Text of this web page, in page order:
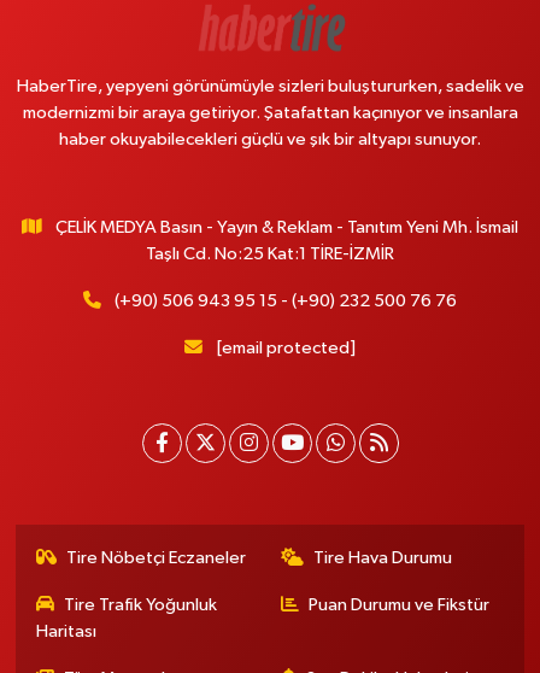
HaberTire, yepyeni görünümüyle sizleri buluştururken, sadelik ve
modernizmi bir araya getiriyor. Şatafattan kaçınıyor ve insanlara
haber okuyabilecekleri güçlü ve şık bir altyapı sunuyor.
ÇELİK MEDYA Basın - Yayın & Reklam - Tanıtım Yeni Mh. İsmail
Taşlı Cd. No:25 Kat:1 TİRE-İZMİR
(+90) 506 943 95 15 - (+90) 232 500 76 76
[email protected]
Tire Nöbetçi Eczaneler Tire Hava Durumu
Tire Trafik Yoğunluk
Haritası
Puan Durumu ve Fikstür